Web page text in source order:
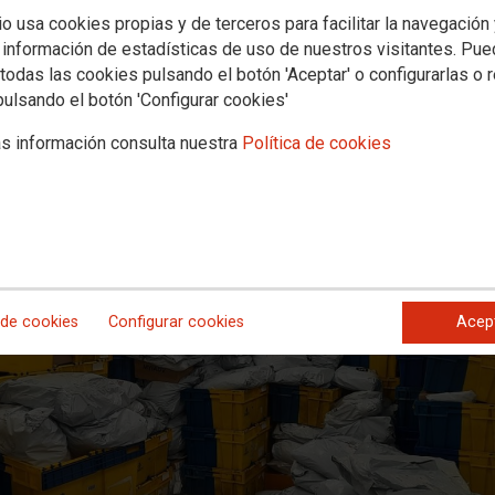
usa cookies propias y de terceros para facilitar la navegación
de estadísticas de uso de nuestros visitantes.
las cookies pulsando el botón 'Aceptar' o configurarlas o
el botón 'Configurar cookies'
información consulta nuestra Política de cookies
cookies Configurar cookies
situación de la unidad de
ponIendo en riesgo la
y trabajadoras de la unidad por mantener el servicio, la